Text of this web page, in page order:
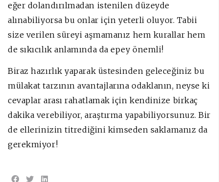
eğer dolandırılmadan istenilen düzeyde
alınabiliyorsa bu onlar için yeterli oluyor. Tabii
size verilen süreyi aşmamanız hem kurallar hem
de sıkıcılık anlamında da epey önemli!
Biraz hazırlık yaparak üstesinden geleceğiniz bu
mülakat tarzının avantajlarına odaklanın, neyse ki
cevaplar arası rahatlamak için kendinize birkaç
dakika verebiliyor, araştırma yapabiliyorsunuz. Bir
de ellerinizin titrediğini kimseden saklamanız da
gerekmiyor!